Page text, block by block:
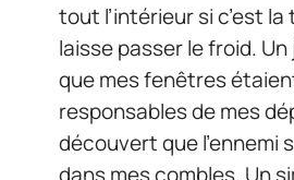
tout l’intérieur si c’est
laisse passer le froid.
que mes fenêtres
responsables de mes
découvert que l’ennemi
dans mes combles. Un